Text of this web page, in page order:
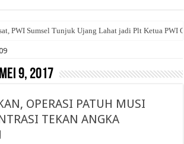
PWI Sumsel Tunjuk Ujang Lahat jadi Plt Ketua PWI
Mei 9, 2017
OPERASI PATUH MUSI
TEKAN ANGKA